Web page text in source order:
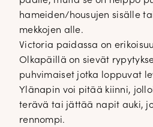
hameiden/housujen sisälle
mekkojen alle.
Victoria paidassa on
Olkapäillä on sievät
puhvimaiset jotka loppuvat
Ylänapin voi pitää kiinni,
terävä tai jättää napit auki,
rennompi.